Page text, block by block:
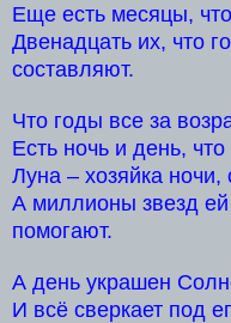
Еще есть месяцы,
Двенадцать их, что
Что годы все за
Есть ночь и день,
Луна – хозяйка ночи,
А миллионы звезд
А день украшен
И всё сверкает под